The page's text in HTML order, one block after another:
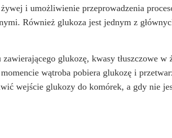
i
d
e
i umożliwienie przeprowadzenia
Również glukoza jest jednym z
glukozę, kwasy tłuszczowe w
wątroba pobiera glukozę i
wejście glukozy do komórek, a gdy nie